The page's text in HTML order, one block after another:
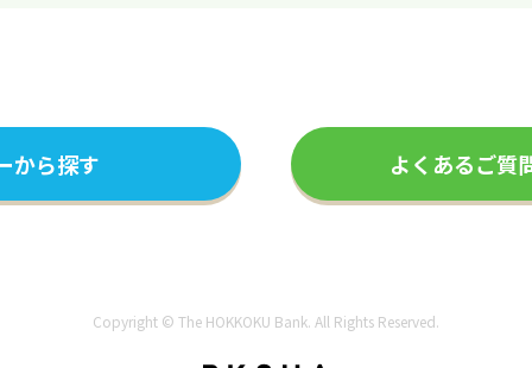
から探す よくあるご質
Copyright © The HOKKOKU Bank. All Rights Reserved.